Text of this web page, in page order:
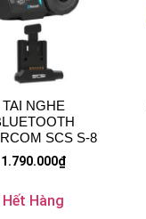
TAI NGHE
SCS S-8
1.790.000₫
Hết Hàng